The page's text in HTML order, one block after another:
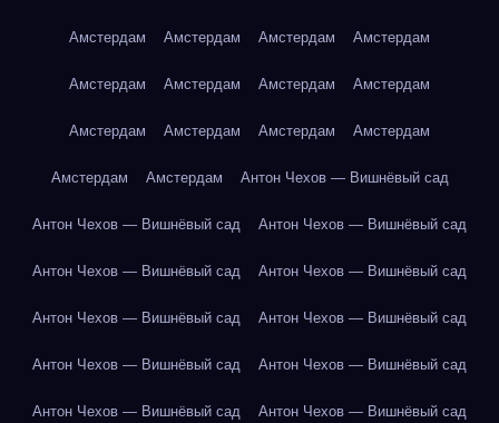
Амстердам Амстердам Амстердам Амстердам
Амстердам Амстердам Амстердам Амстердам
Амстердам Амстердам Амстердам Амстердам
Амстердам Амстердам Антон Чехов — Вишнёвый сад
Антон Чехов — Вишнёвый сад Антон Чехов — Вишнёвый сад
Антон Чехов — Вишнёвый сад Антон Чехов — Вишнёвый сад
Антон Чехов — Вишнёвый сад Антон Чехов — Вишнёвый сад
Антон Чехов — Вишнёвый сад Антон Чехов — Вишнёвый сад
Антон Чехов — Вишнёвый сад Антон Чехов — Вишнёвый сад